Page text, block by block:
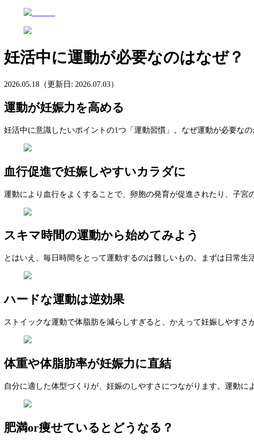
妊活中に運動が必要なのはなぜ？
2026.05.18 （更新日: 2026.07.03）
運動が妊娠力を高める
妊活中に意識したいポイントの1つ「運動習慣」。なぜ運動が必要な
血行促進で妊娠しやすいカラダに
運動により血行をよくすることで、卵胞の発育が促進されたり、子宮
スキマ時間の運動から始めてみよう
とはいえ、毎日時間をとって運動するのは難しいもの。まずは日常生
ハードな運動は逆効果
ストイックな運動で体脂肪を減らしすぎると、かえって妊娠しやすさ
体重や体脂肪率が妊娠力に直結
自分に適した体型づくりが、妊娠のしやすさにつながります。運動に
肥満or痩せているとどうなる？